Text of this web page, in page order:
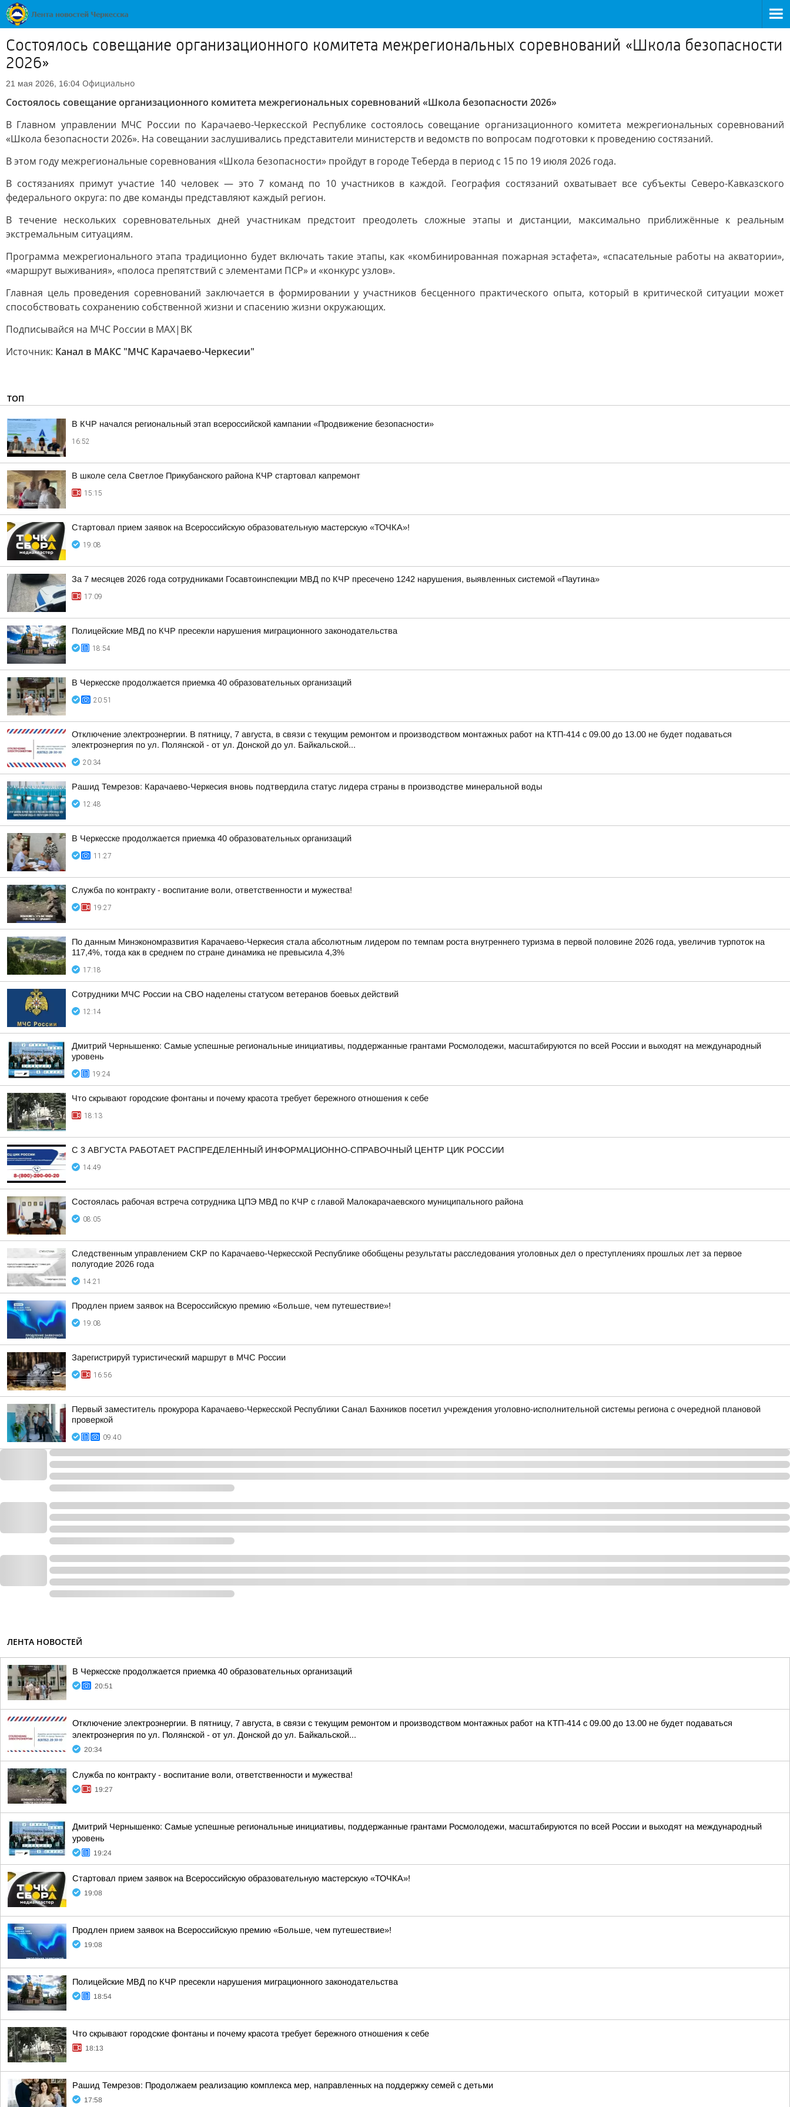
Состоялось совещание организационного комитета межрегиональных соревнований «Школа безопасности
2026»
21 мая 2026, 16:04 Официально
Состоялось совещание организационного комитета межрегиональных соревнований «Школа безопасности 2026»
В Главном управлении МЧС России по Карачаево-Черкесской Республике состоялось совещание организационного комитета межрегиональных соревнований
«Школа безопасности 2026». На совещании заслушивались представители министерств и ведомств по вопросам подготовки к проведению состязаний.
В этом году межрегиональные соревнования «Школа безопасности» пройдут в городе Теберда в период с 15 по 19 июля 2026 года.
В состязаниях примут участие 140 человек — это 7 команд по 10 участников в каждой. География состязаний охватывает все субъекты Северо-Кавказского
федерального округа: по две команды представляют каждый регион.
В течение нескольких соревновательных дней участникам предстоит преодолеть сложные этапы и дистанции, максимально приближённые к реальным
экстремальным ситуациям.
Программа межрегионального этапа традиционно будет включать такие этапы, как «комбинированная пожарная эстафета», «спасательные работы на акватории»,
«маршрут выживания», «полоса препятствий с элементами ПСР» и «конкурс узлов».
Главная цель проведения соревнований заключается в формировании у участников бесценного практического опыта, который в критической ситуации может
способствовать сохранению собственной жизни и спасению жизни окружающих.
Подписывайся на МЧС России в MAX|ВК
Источник: Канал в МАКС "МЧС Карачаево-Черкесии"
ТОП
В КЧР начался региональный этап всероссийской кампании «Продвижение безопасности»
16:52
В школе села Светлое Прикубанского района КЧР стартовал капремонт
15:15
Стартовал прием заявок на Всероссийскую образовательную мастерскую «ТОЧКА»!
19:08
За 7 месяцев 2026 года сотрудниками Госавтоинспекции МВД по КЧР пресечено 1242 нарушения, выявленных системой «Паутина»
17:09
Полицейские МВД по КЧР пресекли нарушения миграционного законодательства
18:54
В Черкесске продолжается приемка 40 образовательных организаций
20:51
Отключение электроэнергии. В пятницу, 7 августа, в связи с текущим ремонтом и производством монтажных работ на КТП-414 с 09.00 до 13.00 не будет подаваться
электроэнергия по ул. Полянской - от ул. Донской до ул. Байкальской...
20:34
Рашид Темрезов: Карачаево-Черкесия вновь подтвердила статус лидера страны в производстве минеральной воды
12:48
В Черкесске продолжается приемка 40 образовательных организаций
11:27
Служба по контракту - воспитание воли, ответственности и мужества!
19:27
По данным Минэкономразвития Карачаево-Черкесия стала абсолютным лидером по темпам роста внутреннего туризма в первой половине 2026 года, увеличив турпоток на
117,4%, тогда как в среднем по стране динамика не превысила 4,3%
17:18
Сотрудники МЧС России на СВО наделены статусом ветеранов боевых действий
12:14
Дмитрий Чернышенко: Самые успешные региональные инициативы, поддержанные грантами Росмолодежи, масштабируются по всей России и выходят на международный
уровень
19:24
Что скрывают городские фонтаны и почему красота требует бережного отношения к себе
18:13
С 3 АВГУСТА РАБОТАЕТ РАСПРЕДЕЛЕННЫЙ ИНФОРМАЦИОННО-СПРАВОЧНЫЙ ЦЕНТР ЦИК РОССИИ
14:49
Состоялась рабочая встреча сотрудника ЦПЭ МВД по КЧР с главой Малокарачаевского муниципального района
08:05
Следственным управлением СКР по Карачаево-Черкесской Республике обобщены результаты расследования уголовных дел о преступлениях прошлых лет за первое
полугодие 2026 года
14:21
Продлен прием заявок на Всероссийскую премию «Больше, чем путешествие»!
19:08
Зарегистрируй туристический маршрут в МЧС России
16:56
Первый заместитель прокурора Карачаево-Черкесской Республики Санал Бахников посетил учреждения уголовно-исполнительной системы региона с очередной плановой
проверкой
09:40
ЛЕНТА НОВОСТЕЙ
В Черкесске продолжается приемка 40 образовательных организаций
20:51
Отключение электроэнергии. В пятницу, 7 августа, в связи с текущим ремонтом и производством монтажных работ на КТП-414 с 09.00 до 13.00 не будет подаваться
электроэнергия по ул. Полянской - от ул. Донской до ул. Байкальской...
20:34
Служба по контракту - воспитание воли, ответственности и мужества!
19:27
Дмитрий Чернышенко: Самые успешные региональные инициативы, поддержанные грантами Росмолодежи, масштабируются по всей России и выходят на международный
уровень
19:24
Стартовал прием заявок на Всероссийскую образовательную мастерскую «ТОЧКА»!
19:08
Продлен прием заявок на Всероссийскую премию «Больше, чем путешествие»!
19:08
Полицейские МВД по КЧР пресекли нарушения миграционного законодательства
18:54
Что скрывают городские фонтаны и почему красота требует бережного отношения к себе
18:13
Рашид Темрезов: Продолжаем реализацию комплекса мер, направленных на поддержку семей с детьми
17:58